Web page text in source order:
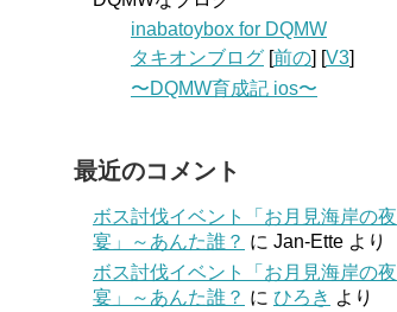
inabatoybox for DQMW
タキオンブログ [前の] [V3]
〜DQMW育成記 ios〜
最近のコメント
ボス討伐イベント「お月見海岸の夜
宴」～あんた誰？ に Jan-Ette より
ボス討伐イベント「お月見海岸の夜
宴」～あんた誰？ に ひろき より